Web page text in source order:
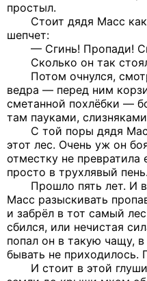
простыл.
Стоит дядя Масс как
шепчет:
— Сгинь! Пропади!
Сколько он так
Потом очнулся,
ведра — перед ним
сметанной похлёбки —
там пауками,
С той поры дядя Масс
этот лес. Очень уж он
отместку не превратила
просто в трухлявый
Прошло пять лет. И
Масс разыскивать
и забрёл в тот самый
сбился, или нечистая
попал он в такую чащу,
бывать не приходилось.
И стоит в этой глуши